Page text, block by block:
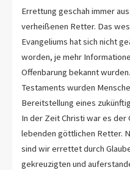
Errettung geschah immer
verheißenen Retter. Das
Evangeliums hat sich nicht
worden, je mehr
Offenbarung bekannt
Testaments wurden Menschen
Bereitstellung eines
In der Zeit Christi war es der
lebenden göttlichen Retter. Nach Christi Tod und Auferstehung
sind wir errettet durch
gekreuzigten und